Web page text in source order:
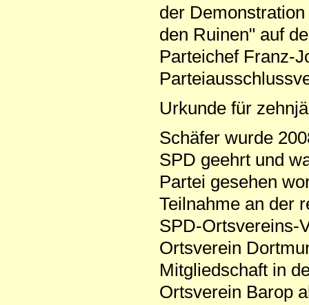
der
den Ruinen" auf
Parteichef Franz-
Urkunde für
Schäfer wurde
SPD geehrt und
Partei gesehen
Teilnahme an der
SPD-Ortsvereins-
Ortsverein
Mitgliedschaft in
Ortsverein Barop